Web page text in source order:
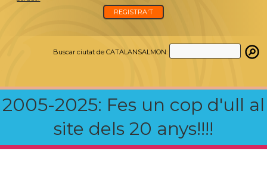
REGISTRA'T
Buscar ciutat de CATALANSALMON:
2005-2025: Fes un cop d'ull al
site dels 20 anys!!!!